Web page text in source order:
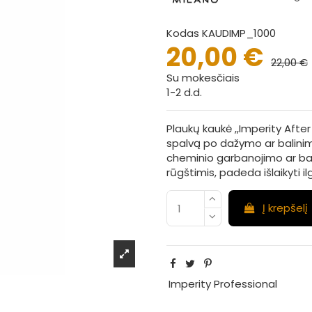
Kodas KAUDIMP_1000
20,00 € 22,00 €
Su mokesčiais
1-2 d.d.
Plaukų kaukė ,,Imperity
spalvą po dažymo ar
cheminio garbanojimo ar
rūgštimis, padeda išlaikyti
Į krepšelį
Imperity Professional